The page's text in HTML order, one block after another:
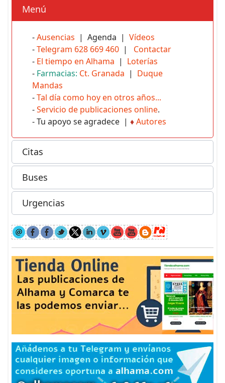
Menú
-Ausencias | Agenda | Vídeos
-Telegram 628 669 460 | Contactar
- El tiempo en Alhama | Loterías
- Farmacias: Ct. Granada | Duque
Mandas
-Tal día como hoy en otros años...
-Servicio de publicaciones online.
- Tu apoyo se agradece | ♦Autores
Citas
Buses
Urgencias